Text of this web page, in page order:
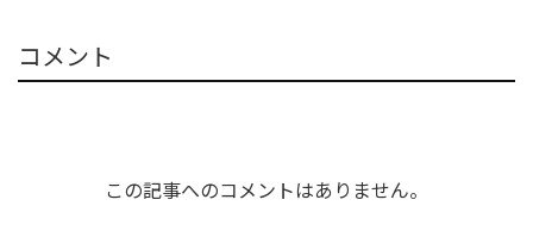
コメント
この記事へのコメントはありません。